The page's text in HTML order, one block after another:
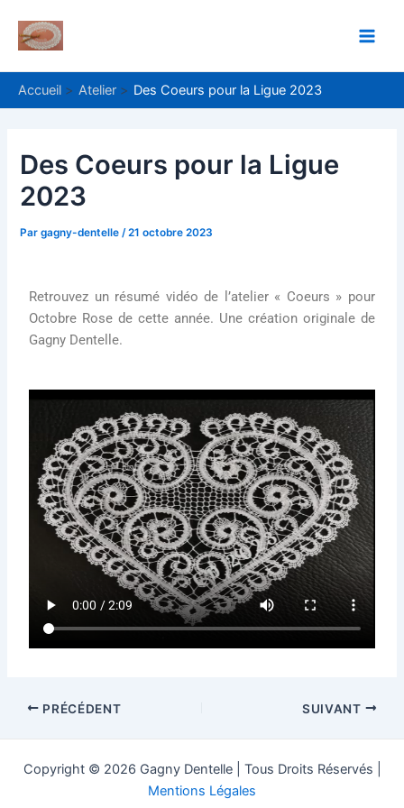
contenu
Accueil Atelier Des Coeurs pour la Ligue 2023
Des Coeurs pour la Ligue
2023
Pargagny-dentelle /21 octobre 2023
Retrouvez un résumé vidéo de l’atelier « Coeurs » pour
Octobre Rose de cette année. Une création originale de
Gagny Dentelle.
des
articles
PRÉCÉDENT SUIVANT
Copyright © 2026 Gagny Dentelle | Tous Droits Réservés |
Mentions Légales